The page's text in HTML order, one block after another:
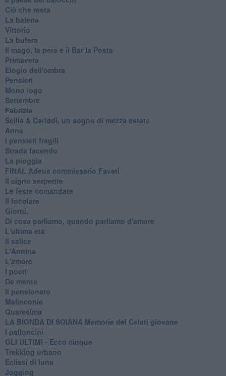
Ciò che resta
La balena
Vittorio
La bufera
Il mago, la pera e il Bar la Posta
Primavera
Elogio dell'ombra
Pensieri
Mono logo
Settembre
Fabrizia
​Scilla & Cariddi, un sogno di mezza estate
Anna
I pensieri fragili
Strada facendo
La pioggia
FINAL Adeus commissario Favati
Il cigno serpente
Le feste comandate
Il focolare
Giorni.
Di cosa parliamo, quando parliamo d'amore
L'ultima età
Il salice
L'Annina
L'amore
I poeti
De mente
Il pensionato
Malinconie
Quaresima
LA BIONDA DI SOIANA Memorie del Celati giovane
I palloncini
GLI ULTIMI - Ecco cinque
Trekking urbano
Eclissi di luna
Jogging